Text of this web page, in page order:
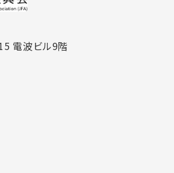
電波ビル9階